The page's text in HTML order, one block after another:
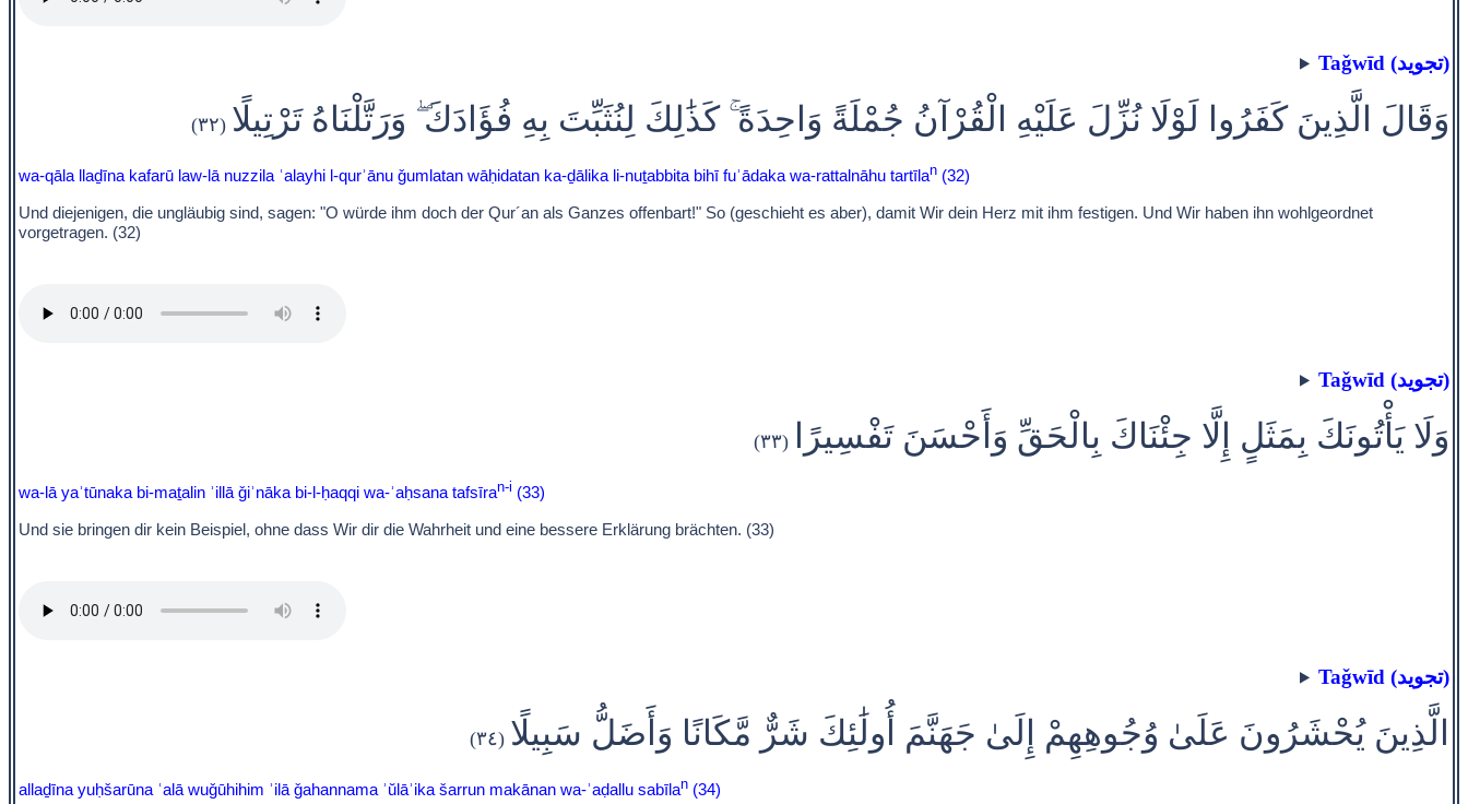
Taǧwīd (تجويد)
وَقَالَ الَّذِينَ كَفَرُوا لَوْلَا نُزِّلَ عَلَيْهِ الْقُرْآنُ جُمْلَةً وَاحِدَةً ۚ كَذَٰلِكَ لِنُثَبِّتَ بِهِ فُؤَادَكَ ۖ وَرَتَّلْنَاهُ تَرْتِيلًا (٣٢)
wa-qāla llaḏīna kafarū law-lā nuzzila ʿalayhi l-qurʾānu ǧumlatan wāḥidatan ka-ḏālika li-nuṯabbita bihī fuʾādaka wa-rattalnāhu tartīlan (32)
Und diejenigen, die ungläubig sind, sagen: "O würde ihm doch der Qur´an als Ganzes offenbart!" So (geschieht es aber), damit Wir dein Herz mit ihm festigen. Und Wir haben ihn wohlgeordnet
vorgetragen. (32)
Taǧwīd (تجويد)
وَلَا يَأْتُونَكَ بِمَثَلٍ إِلَّا جِئْنَاكَ بِالْحَقِّ وَأَحْسَنَ تَفْسِيرًا (٣٣)
wa-lā yaʾtūnaka bi-maṯalin ʾillā ǧiʾnāka bi-l-ḥaqqi wa-ʾaḥsana tafsīran-i (33)
Und sie bringen dir kein Beispiel, ohne dass Wir dir die Wahrheit und eine bessere Erklärung brächten. (33)
Taǧwīd (تجويد)
الَّذِينَ يُحْشَرُونَ عَلَىٰ وُجُوهِهِمْ إِلَىٰ جَهَنَّمَ أُولَٰئِكَ شَرٌّ مَّكَانًا وَأَضَلُّ سَبِيلًا (٣٤)
allaḏīna yuḥšarūna ʿalā wuǧūhihim ʾilā ǧahannama ʾŭlāʾika šarrun makānan wa-ʾaḍallu sabīlan (34)